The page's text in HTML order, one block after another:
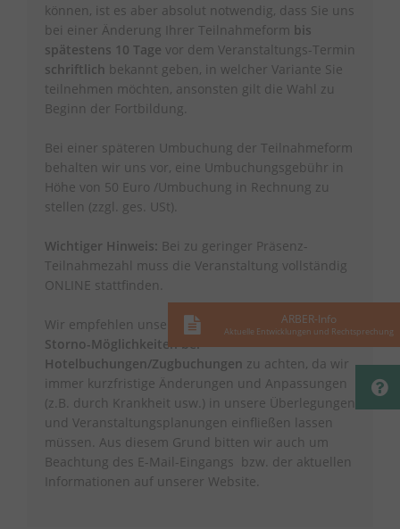
können, ist es aber absolut notwendig, dass Sie uns
bei einer Änderung Ihrer Teilnahmeform bis
spätestens 10 Tage vor dem Veranstaltungs-Termin
schriftlich bekannt geben, in welcher Variante Sie
teilnehmen möchten, ansonsten gilt die Wahl zu
Beginn der Fortbildung.
Bei einer späteren Umbuchung der Teilnahmeform
behalten wir uns vor, eine Umbuchungsgebühr in
Höhe von 50 Euro /Umbuchung in Rechnung zu
stellen (zzgl. ges. USt).
Wichtiger Hinweis: Bei zu geringer Präsenz-
Teilnahmezahl muss die Veranstaltung vollständig
ONLINE stattfinden.
Wir empfehlen unseren Teilnehmenden auf
Storno-Möglichkeiten bei
Hotelbuchungen/Zugbuchungen zu achten, da wir
immer kurzfristige Änderungen und Anpassungen
(z.B. durch Krankheit usw.) in unsere Überlegungen
und Veranstaltungsplanungen einfließen lassen
müssen. Aus diesem Grund bitten wir auch um
Beachtung des E-Mail-Eingangs bzw. der aktuellen
Informationen auf unserer Website.
ARBER-Info
Aktuelle Entwicklungen und Rechtsprechung